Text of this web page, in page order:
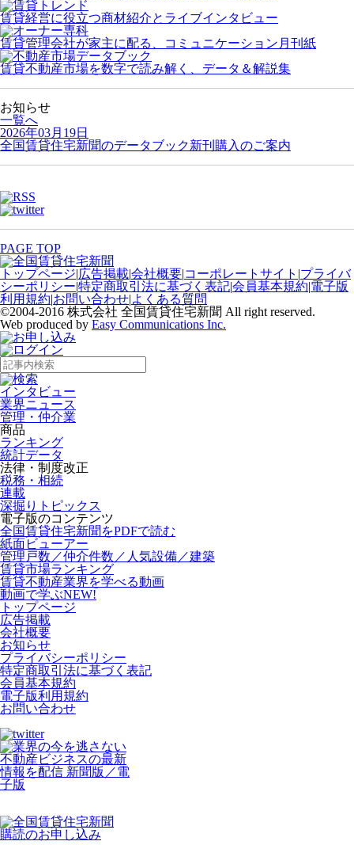
賃貸経営に役立つ商材紹介とライブインタビュー
賃貸管理会社が家主に配る、コミュニケーション月刊紙
賃貸不動産市場を数字で読み解く、データ＆解説集
お知らせ
一覧へ
2026年03月19日
全国賃貸住宅新聞のデータブック新刊購入のご案内
PAGE TOP
トップページ|広告掲載|会社概要|コーポレートサイト |プライバ
シーポリシー|特定商取引法に基づく表記|会員基本規約|電子版
利用規約|お問い合わせ|よくある質問
©2004-2016 株式会社 全国賃貸住宅新聞 All right reserved.
Web produced by Easy Communications Inc.
インタビュー
業界ニュース
管理・仲介業
商品
ランキング
統計データ
法律・制度改正
税務・相続
連載
深掘りトピックス
電子版のコンテンツ
全国賃貸住宅新聞をPDFで読む
紙面ビューアー
管理戸数／仲介件数／人気設備／建築
賃貸市場ランキング
賃貸不動産業界を学べる動画
動画で学ぶNEW!
トップページ
広告掲載
会社概要
お知らせ
プライバシーポリシー
特定商取引法に基づく表記
会員基本規約
電子版利用規約
お問い合わせ